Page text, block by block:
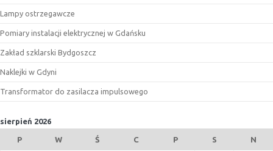
Lampy ostrzegawcze
Pomiary instalacji elektrycznej w Gdańsku
Zakład szklarski Bydgoszcz
Naklejki w Gdyni
Transformator do zasilacza impulsowego
sierpień 2026
P W Ś C P S N